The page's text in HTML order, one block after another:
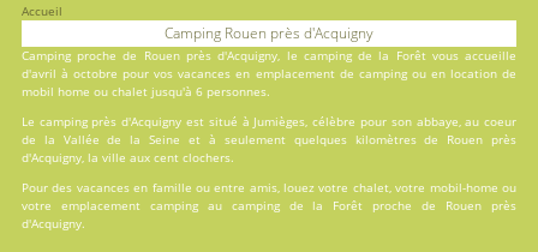
Accueil
Camping Rouen près d'Acquigny
Camping proche de Rouen près d'Acquigny, le camping de la Forêtvous accueille
d'avril à octobre pour vos vacances en emplacement de campingou en location de
mobil home ou chalet jusqu'à 6 personnes.
Le camping près d'Acquigny est situé à Jumièges, célèbre pour son abbaye, au coeur
de la Vallée de la Seine et à seulement quelques kilomètres de Rouen près
d'Acquigny, la ville aux cent clochers.
Pour des vacances en famille ou entre amis, louez votre chalet, votre mobil-home ou
votre emplacement camping au camping de la Forêt proche de Rouen près
d'Acquigny.